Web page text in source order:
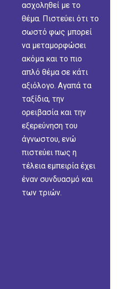
ασχοληθεί µε το
θέµα. Πιστεύει ότι το
σωστό φως µπορεί
να µεταµορφώσει
ακόµα και το πιο
απλό θέµα σε κάτι
αξιόλογο. Αγαπά τα
ταξίδια, την
ορειβασία και την
εξερεύνηση του
άγνωστου, ενώ
πιστεύει πως η
τέλεια εµπειρία έχει
έναν συνδυασµό και
των τριών.